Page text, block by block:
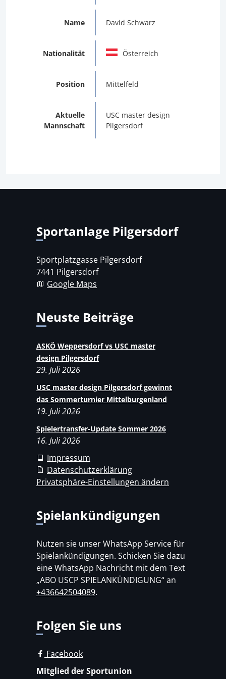
Name David Schwarz
Nationalität Österreich
Position Mittelfeld
Aktuelle
Mannschaft
USC master design
Pilgersdorf
Sportanlage Pilgersdorf
Sportplatzgasse Pilgersdorf
7441 Pilgersdorf
Google Maps
Neuste Beiträge
ASKÖ Weppersdorf vs USC master
design Pilgersdorf
29. Juli 2026
USC master design Pilgersdorf gewinnt
das Sommerturnier Mittelburgenland
19. Juli 2026
Spielertransfer-Update Sommer 2026
16. Juli 2026
Impressum
Datenschutzerklärung
Privatsphäre-Einstellungen ändern
Spielankündigungen
Nutzen sie unser WhatsApp Service für
Spielankündigungen. Schicken Sie dazu
eine WhatsApp Nachricht mit dem Text
„ABO USCP SPIELANKÜNDIGUNG“ an
+436642504089.
Folgen Sie uns
Facebook
Mitglied der Sportunion